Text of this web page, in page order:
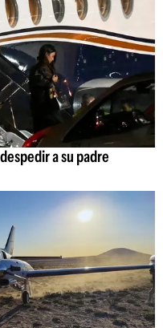
a su padre